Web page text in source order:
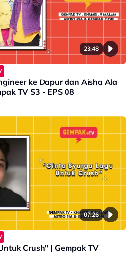
23:48
ke Dapur dan Aisha Ala
TV S3 - EPS 08
07:26
Crush" | Gempak TV